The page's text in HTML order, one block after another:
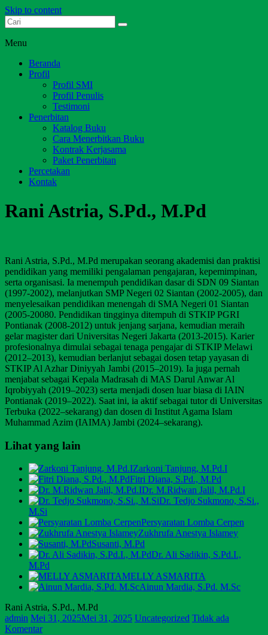
Skip to content
Dari Jambi untuk Indonesia
Menu
Beranda
Profil
Profil SMI
Profil Penulis
Testimoni
Penerbitan
Katalog Buku
Cara Menerbitkan Buku
Kontrak Kerjasama
Paket Penerbitan
Percetakan
Kontak
Rani Astria, S.Pd., M.Pd
Rani Astria, S.Pd., M.Pd merupakan seorang akademisi dan praktisi
pendidikan yang memiliki pengalaman pengajaran, kepemimpinan,
serta organisasi. Ia menempuh pendidikan dasar di SDN 09 Siantan
(1997-2002), melanjutkan SMP Negeri 02 Siantan (2002-2005), dan
menyelesaikan pendidikan menengah di SMA Negeri 01 Siantan
(2005-20080. Pendidikan tingginya ditempuh di STKIP PGRI
Pontianak (2008-2012) untuk jenjang sarjana, kemudian meraih
gelar magister dari Universitas Negeri Jakarta (2013-2015). Karier
profesionalnya dimulai sebagai tenaga pengajar di STKIP Melawi
(2012–2013), kemudian berlanjut sebagai dosen tetap yayasan di
STKIP Al Azhar Diniyyah Jambi (2015–2019). Ia juga pernah
menjabat sebagai Kepala Madrasah di MAS Darul Anwar Al
Iqrobiyyah (2019–2023) serta menjadi dosen luar biasa di IAIN
Pontianak (2019–2022). Saat ini, ia aktif sebagai tutor di Universitas
Terbuka (2022–sekarang) dan dosen di Institut Agama Islam
Muhammad Azim (IAIMA) Jambi (2024–sekarang).
Lihat yang lain
Zarkoni Tanjung, M.Pd.I
Fitri Diana, S.Pd., M.Pd
Dr. M.Ridwan Jalil, M.Pd.I
Dr. Tedjo Sukmono, S.Si.,
M.Si
Persyaratan Lomba Cerpen
Zukhrufa Anestya Islamey
Susanti, M.Pd
Dr. Ali Sadikin, S.Pd.I.,
M.Pd
MELLY ASMARITA
Ainun Mardia, S.Pd. M.Sc
Rani Astria, S.Pd., M.Pd
admin Mei 31, 2025Mei 31, 2025 Uncategorized Tidak ada
Komentar